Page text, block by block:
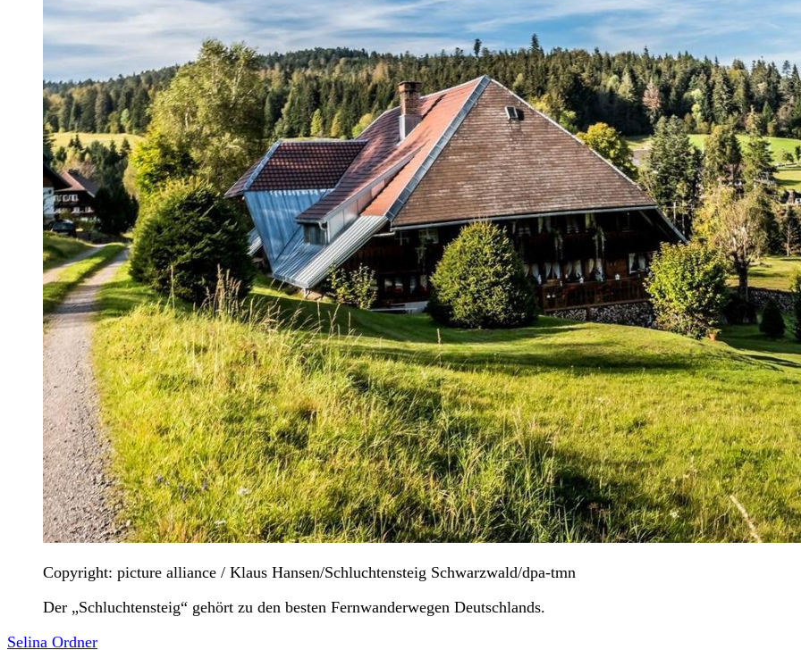
Copyright: picture alliance / Klaus Hansen/Schluchtensteig Schwarzwald/dpa-tmn
Der „Schluchtensteig“ gehört zu den besten Fernwanderwegen Deutschlands.
Selina Ordner